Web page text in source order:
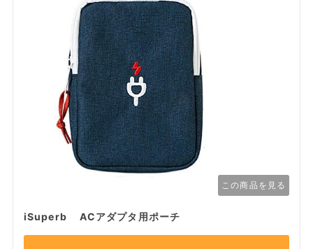
この商品を見る
iSuperb ACアダプタ用ポーチ